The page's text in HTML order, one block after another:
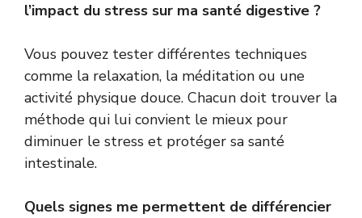
l’impact du stress sur ma santé digestive ?
Vous pouvez tester différentes techniques
comme la relaxation, la méditation ou une
activité physique douce. Chacun doit trouver la
méthode qui lui convient le mieux pour
diminuer le stress et protéger sa santé
intestinale.
Quels signes me permettent de différencier